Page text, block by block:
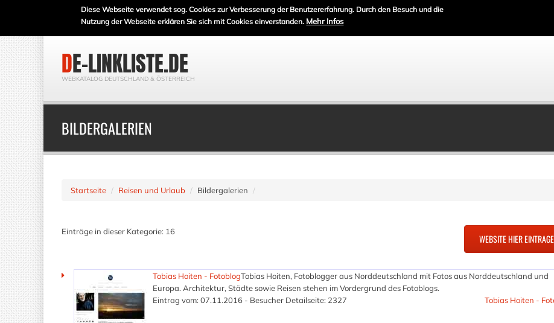
Diese Webseite verwendet sog. Cookies zur Verbesserung der Benutzererfahrung. Durch den Besuch und die
Nutzung der Webseite erklären Sie sich mit Cookies einverstanden. Mehr Infos
DE-LINKLISTE.DE
WEBKATALOG DEUTSCHLAND & ÖSTERREICH
BILDERGALERIEN
Startseite Reisen und Urlaub Bildergalerien
Einträge in dieser Kategorie: 16
Tobias Hoiten - FotoblogTobias Hoiten, Fotoblogger aus Norddeutschland mit Fotos aus Norddeutschland und
Europa. Architektur, Städte sowie Reisen stehen im Vordergrund des Fotoblogs.
Eintrag vom: 07.11.2016 - Besucher Detailseite: 2327
Tobias Hoiten -